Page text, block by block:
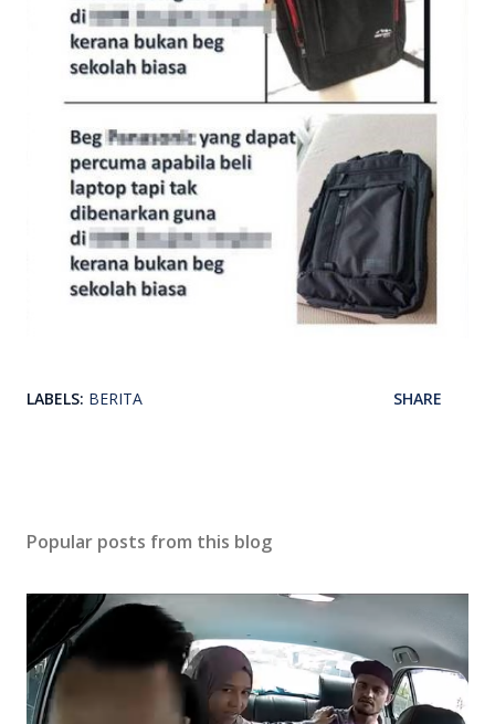
LABELS: BERITA SHARE
Popular posts from this blog